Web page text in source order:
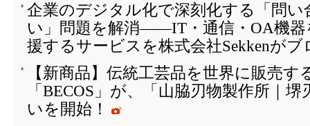
企業のデジタル化で深刻化する「問
い」問題を解消――IT・通信・OA機
援するサービスを株式会社Sekkenがブ
【新商品】伝統工芸品を世界に販売す
「BECOS」が、「山脇刃物製作所｜
いを開始！